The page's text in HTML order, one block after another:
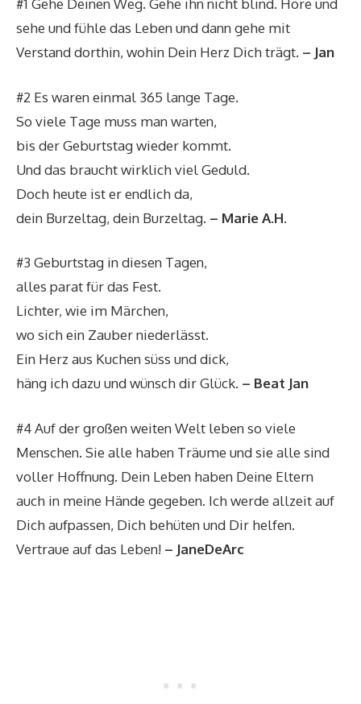
#1 Gehe Deinen Weg. Gehe ihn nicht blind. Höre und
sehe und fühle das Leben und dann gehe mit
Verstand dorthin, wohin Dein Herz Dich trägt. – Jan
#2 Es waren einmal 365 lange Tage.
So viele Tage muss man warten,
bis der Geburtstag wieder kommt.
Und das braucht wirklich viel Geduld.
Doch heute ist er endlich da,
dein Burzeltag, dein Burzeltag. – Marie A.H.
#3 Geburtstag in diesen Tagen,
alles parat für das Fest.
Lichter, wie im Märchen,
wo sich ein Zauber niederlässt.
Ein Herz aus Kuchen süss und dick,
häng ich dazu und wünsch dir Glück. – Beat Jan
#4 Auf der großen weiten Welt leben so viele
Menschen. Sie alle haben Träume und sie alle sind
voller Hoffnung. Dein Leben haben Deine Eltern
auch in meine Hände gegeben. Ich werde allzeit auf
Dich aufpassen, Dich behüten und Dir helfen.
Vertraue auf das Leben! – JaneDeArc